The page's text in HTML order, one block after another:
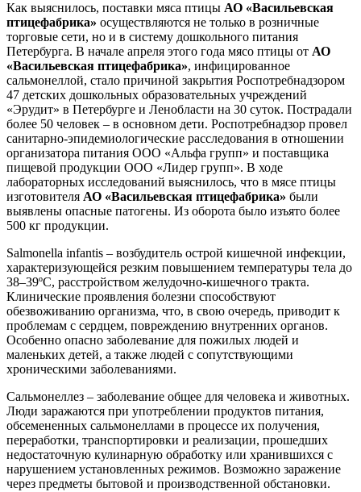
Как выяснилось, поставки мяса птицы АО «Васильевская
птицефабрика» осуществляются не только в розничные
торговые сети, но и в систему дошкольного питания
Петербурга. В начале апреля этого года мясо птицы от АО
«Васильевская птицефабрика», инфицированное
сальмонеллой, стало причиной закрытия Роспотребнадзором
47 детских дошкольных образовательных учреждений
«Эрудит» в Петербурге и Ленобласти на 30 суток. Пострадали
более 50 человек – в основном дети. Роспотребнадзор провел
санитарно-эпидемиологические расследования в отношении
организатора питания ООО «Альфа групп» и поставщика
пищевой продукции ООО «Лидер групп». В ходе
лабораторных исследований выяснилось, что в мясе птицы
изготовителя АО «Васильевская птицефабрика» были
выявлены опасные патогены. Из оборота было изъято более
500 кг продукции.
Salmonella infantis – возбудитель острой кишечной инфекции,
характеризующейся резким повышением температуры тела до
38–39ºС, расстройством желудочно-кишечного тракта.
Клинические проявления болезни способствуют
обезвоживанию организма, что, в свою очередь, приводит к
проблемам с сердцем, повреждению внутренних органов.
Особенно опасно заболевание для пожилых людей и
маленьких детей, а также людей с сопутствующими
хроническими заболеваниями.
Сальмонеллез – заболевание общее для человека и животных.
Люди заражаются при употреблении продуктов питания,
обсемененных сальмонеллами в процессе их получения,
переработки, транспортировки и реализации, прошедших
недостаточную кулинарную обработку или хранившихся с
нарушением установленных режимов. Возможно заражение
через предметы бытовой и производственной обстановки.